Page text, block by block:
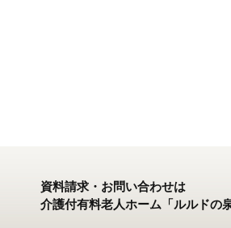
資料請求・お問い合わせは
介護付有料老人ホーム「ルルドの